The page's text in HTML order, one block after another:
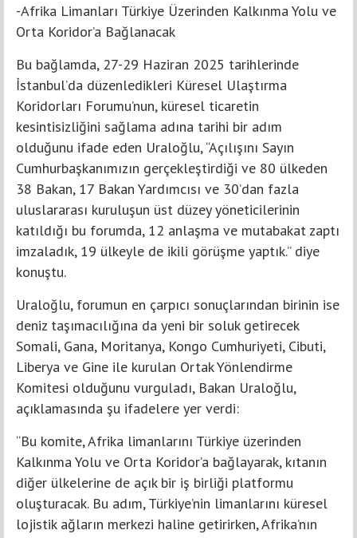
-Afrika Limanları Türkiye Üzerinden Kalkınma Yolu ve
Orta Koridor’a Bağlanacak
Bu bağlamda, 27-29 Haziran 2025 tarihlerinde
İstanbul’da düzenledikleri Küresel Ulaştırma
Koridorları Forumu’nun, küresel ticaretin
kesintisizliğini sağlama adına tarihi bir adım
olduğunu ifade eden Uraloğlu, “Açılışını Sayın
Cumhurbaşkanımızın gerçekleştirdiği ve 80 ülkeden
38 Bakan, 17 Bakan Yardımcısı ve 30’dan fazla
uluslararası kuruluşun üst düzey yöneticilerinin
katıldığı bu forumda, 12 anlaşma ve mutabakat zaptı
imzaladık, 19 ülkeyle de ikili görüşme yaptık.” diye
konuştu.
Uraloğlu, forumun en çarpıcı sonuçlarından birinin ise
deniz taşımacılığına da yeni bir soluk getirecek
Somali, Gana, Moritanya, Kongo Cumhuriyeti, Cibuti,
Liberya ve Gine ile kurulan Ortak Yönlendirme
Komitesi olduğunu vurguladı, Bakan Uraloğlu,
açıklamasında şu ifadelere yer verdi:
“Bu komite, Afrika limanlarını Türkiye üzerinden
Kalkınma Yolu ve Orta Koridor’a bağlayarak, kıtanın
diğer ülkelerine de açık bir iş birliği platformu
oluşturacak. Bu adım, Türkiye’nin limanlarını küresel
lojistik ağların merkezi haline getirirken, Afrika’nın